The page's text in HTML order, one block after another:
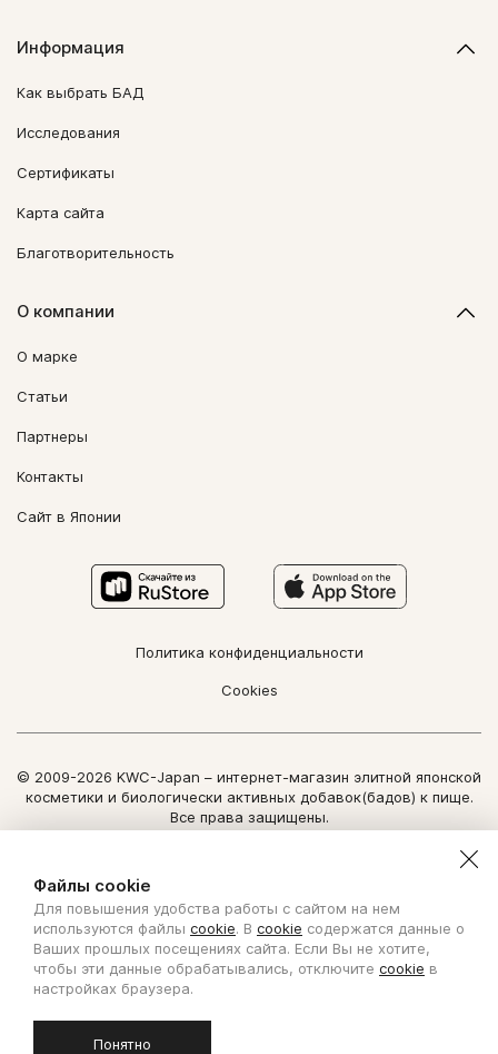
Информация
Как выбрать БАД
Исследования
Сертификаты
Карта сайта
Благотворительность
О компании
О марке
Статьи
Партнеры
Контакты
Сайт в Японии
Политика конфиденциальности
Cookies
© 2009-2026 KWC-Japan – интернет-магазин элитной японской
косметики и биологически активных добавок(бадов) к пище.
Все права защищены.
Copyright Nozomi Direct 2011. All rights reserved. The use of the
information is possible only by written permit from Nozomi Direct.
Создано с ❤ в KISLOROD
Файлы cookie
Для повышения удобства работы с сайтом на нем
используются файлы cookie. В cookie содержатся данные о
Ваших прошлых посещениях сайта. Если Вы не хотите,
чтобы эти данные обрабатывались, отключите cookie в
настройках браузера.
Понятно